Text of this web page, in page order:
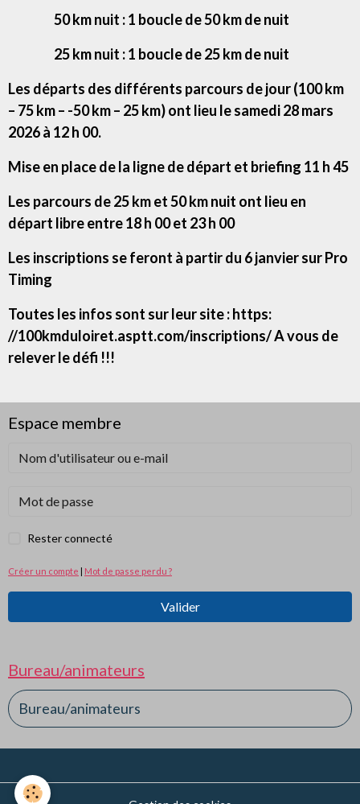
50 km nuit : 1 boucle de 50 km de nuit
25 km nuit : 1 boucle de 25 km de nuit
Les départs des différents parcours de jour (100 km
– 75 km – -50 km – 25 km) ont lieu le samedi 28 mars
2026 à 12 h 00.
Mise en place de la ligne de départ et briefing 11 h 45
Les parcours de 25 km et 50 km nuit ont lieu en
départ libre entre 18 h 00 et 23 h 00
Les inscriptions se feront à partir du 6 janvier sur Pro
Timing
Toutes les infos sont sur leur site : https:
//100kmduloiret.asptt.com/inscriptions/ A vous de
relever le défi !!!
Espace membre
Rester connecté
Créer un compte | Mot de passe perdu ?
Valider
Bureau/animateurs
Bureau/animateurs